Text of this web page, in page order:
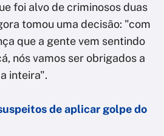
foi alvo de criminosos duas
tomou uma decisão: "com
que a gente vem sentindo
nós vamos ser obrigados a
inteira".
de aplicar golpe do